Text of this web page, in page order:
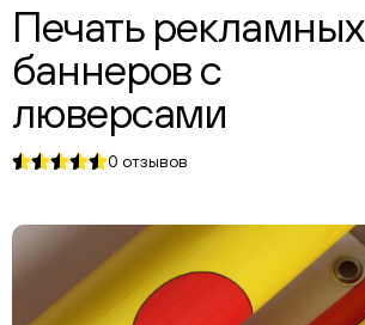
Печать рекламных
баннеров с
люверсами
0 отзывов